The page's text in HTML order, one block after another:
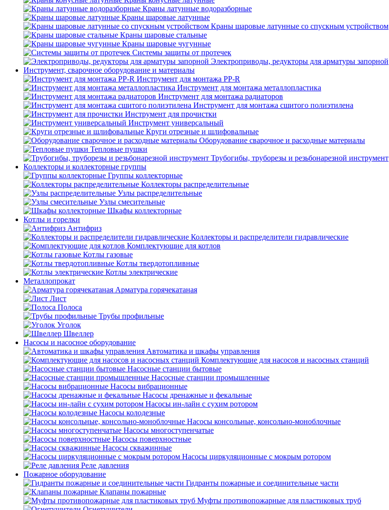
Краны латунные водоразборные
Краны шаровые латунные
Краны шаровые латунные со спускным устройством
Краны шаровые стальные
Краны шаровые чугунные
Системы защиты от протечек
Электроприводы, редукторы для арматуры запорной
Инструмент, сварочное оборудование и материалы
Инструмент для монтажа PP-R
Инструмент для монтажа металлопластика
Инструмент для монтажа радиаторов
Инструмент для монтажа сшитого полиэтилена
Инструмент для прочистки
Инструмент универсальный
Круги отрезные и шлифовальные
Оборудование сварочное и расходные материалы
Тепловые пушки
Трубогибы, труборезы и резьбонарезной инструмент
Коллекторы и коллекторные группы
Группы коллекторные
Коллекторы распределительные
Узлы распределительные
Узлы смесительные
Шкафы коллекторные
Котлы и горелки
Антифриз
Коллекторы и распределители гидравлические
Комплектующие для котлов
Котлы газовые
Котлы твердотопливные
Котлы электрические
Металлопрокат
Арматура горячекатаная
Лист
Полоса
Трубы профильные
Уголок
Швеллер
Насосы и насосное оборудование
Автоматика и шкафы управления
Комплектующие для насосов и насосных станций
Насосные станции бытовые
Насосные станции промышленные
Насосы вибрационные
Насосы дренажные и фекальные
Насосы ин-лайн с сухим ротором
Насосы колодезные
Насосы консольные, консольно-моноблочные
Насосы многоступенчатые
Насосы поверхностные
Насосы скважинные
Насосы циркуляционные с мокрым ротором
Реле давления
Пожарное оборудование
Гидранты пожарные и соединительные части
Клапаны пожарные
Муфты противопожарные для пластиковых труб